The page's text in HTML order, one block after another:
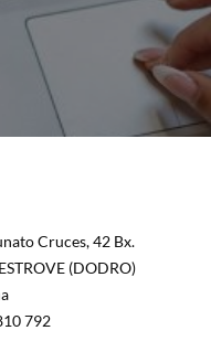
Cruces, 42 Bx.
(DODRO)
792